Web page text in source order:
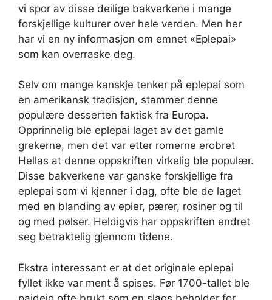
vi spor av disse deilige bakverkene i mange
forskjellige kulturer over hele verden. Men her
har vi en ny informasjon om emnet «Eplepai»
som kan overraske deg.
Selv om mange kanskje tenker på eplepai som
en amerikansk tradisjon, stammer denne
populære desserten faktisk fra Europa.
Opprinnelig ble eplepai laget av det gamle
grekerne, men det var etter romerne erobret
Hellas at denne oppskriften virkelig ble populær.
Disse bakverkene var ganske forskjellige fra
eplepai som vi kjenner i dag, ofte ble de laget
med en blanding av epler, pærer, rosiner og til
og med pølser. Heldigvis har oppskriften endret
seg betraktelig gjennom tidene.
Ekstra interessant er at det originale eplepai
fyllet ikke var ment å spises. Før 1700-tallet ble